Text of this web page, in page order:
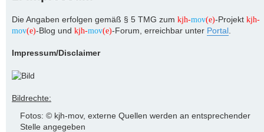
Die Angaben erfolgen gemäß § 5 TMG zum kjh-mov(e)-Projekt kjh-
mov(e)-Blog und kjh-mov(e)-Forum, erreichbar unter Portal
Impressum/Disclaimer
Bildrechte:
Fotos: © kjh-mov, externe Quellen werden an entsprechender
Stelle angegeben